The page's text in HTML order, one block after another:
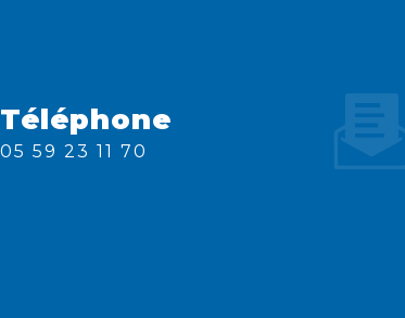
Téléphone
05 59 23 11 70